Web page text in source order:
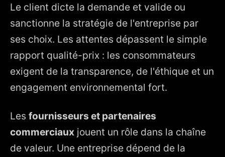
Le client dicte la demande et valide ou
sanctionne la stratégie de l'entreprise par
ses choix. Les attentes dépassent le simple
rapport qualité-prix : les consommateurs
exigent de la transparence, de l'éthique et un
engagement environnemental fort.
Les fournisseurs et partenaires
commerciaux jouent un rôle dans la chaîne
de valeur. Une entreprise dépend de la